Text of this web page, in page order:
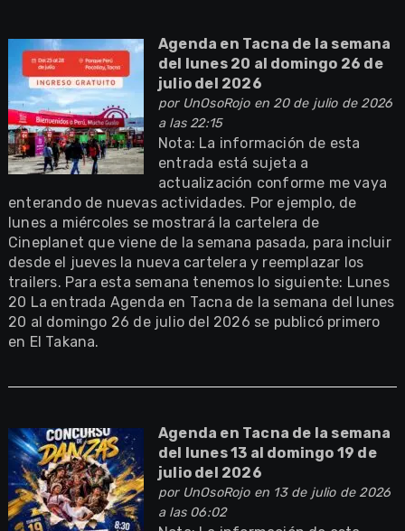
Agenda en Tacna de la semana
del lunes 20 al domingo 26 de
julio del 2026
por UnOsoRojoen 20 de julio de 2026
a las 22:15
Nota: La información de esta
entrada está sujeta a
actualización conforme me vaya
enterando de nuevas actividades. Por ejemplo, de
lunes a miércoles se mostrará la cartelera de
Cineplanet que viene de la semana pasada, para incluir
desde el jueves la nueva cartelera y reemplazar los
trailers. Para esta semana tenemos lo siguiente: Lunes
20 La entrada Agenda en Tacna de la semana del lunes
20 al domingo 26 de julio del 2026 se publicó primero
en El Takana.
Agenda en Tacna de la semana
del lunes 13 al domingo 19 de
julio del 2026
por UnOsoRojoen 13 de julio de 2026
a las 06:02